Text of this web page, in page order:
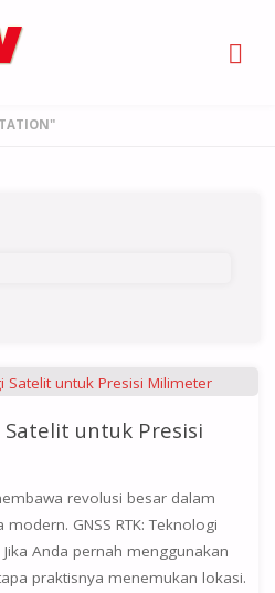
Satelit untuk Presisi
revolusi besar dalam
GNSS RTK: Teknologi
Anda pernah menggunakan
praktisnya menemukan lokasi.